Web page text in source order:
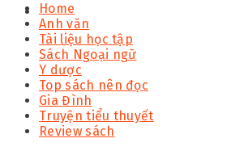
Home
Anh văn
Tài liệu học tập
Sách Ngoại ngữ
Y dược
Top sách nên đọc
Gia Đình
Truyện tiểu thuyết
Review sách